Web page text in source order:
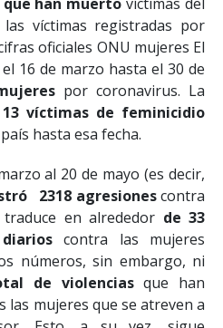
han muerto víctimas del
las víctimas registradas por
oficiales ONU mujeres El
16 de marzo hasta el 30 de
por coronavirus. La
13 víctimas de feminicidio
hasta esa fecha.
al 20 de mayo (es decir,
2318 agresionescontra
en alrededor de 33
contra las mujeres
números, sin embargo, ni
de violenciasque han
las mujeres que se atreven a